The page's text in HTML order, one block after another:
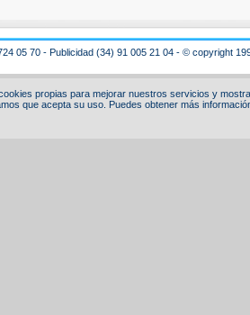
05 70 - Publicidad (34) 91 005 21 04 - © copyright
propias para mejorar nuestros servicios y
que acepta su uso. Puedes obtener más